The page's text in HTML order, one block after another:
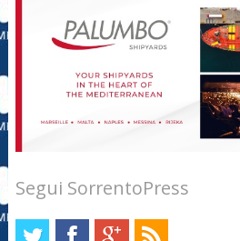
Segui SorrentoPress